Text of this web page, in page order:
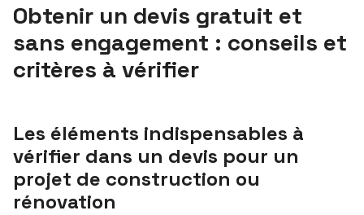
Obtenir un devis gratuit et
sans engagement : conseils et
critères à vérifier
Les éléments indispensables à
vérifier dans un devis pour un
projet de construction ou
rénovation